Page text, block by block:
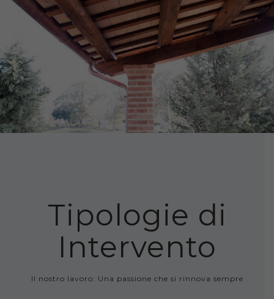
Tipologie di
Intervento
Il nostro lavoro: Una passione che si rinnova sempre